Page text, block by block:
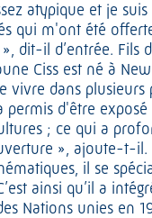
atypique et je
qui m'ont été
dit-il d’entrée. Fils
Ciss est né à New
vivre dans plusieurs
permis d'être exposé
; ce qui a
», ajoute-t-il.
il se
ainsi qu’il a
Nations unies en